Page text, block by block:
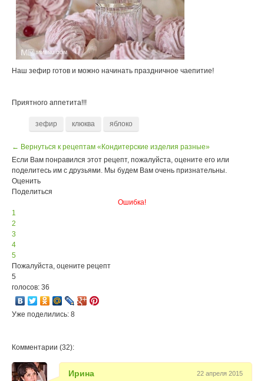
Наш зефир готов и можно начинать праздничное чаепитие!
Приятного аппетита!!!
зефир клюква яблоко
← Вернуться к рецептам «Кондитерские изделия разные»
Если Вам понравился этот рецепт, пожалуйста, оцените его или
поделитесь им с друзьями. Мы будем Вам очень признательны.
Оценить
Поделиться
Ошибка!
1
2
3
4
5
Пожалуйста, оцените рецепт
5
голосов: 36
Уже поделились: 8
Комментарии (32):
Ирина 22 апреля 2015